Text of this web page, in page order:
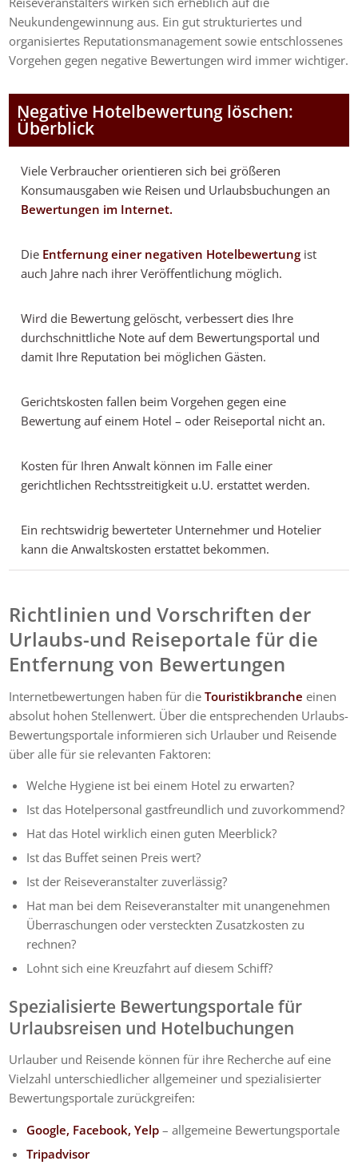
Neukundengewinnung aus. Ein gut strukturiertes und
organisiertes Reputationsmanagement sowie entschlossenes
Vorgehen gegen negative Bewertungen wird immer wichtiger.
Negative Hotelbewertung löschen:
Überblick
Viele Verbraucher orientieren sich bei größeren
Konsumausgaben wie Reisen und Urlaubsbuchungen an
Bewertungen im Internet.
Die Entfernung einer negativen Hotelbewertung ist
auch Jahre nach ihrer Veröffentlichung möglich.
Wird die Bewertung gelöscht, verbessert dies Ihre
durchschnittliche Note auf dem Bewertungsportal und
damit Ihre Reputation bei möglichen Gästen.
Gerichtskosten fallen beim Vorgehen gegen eine
Bewertung auf einem Hotel – oder Reiseportal nicht an.
Kosten für Ihren Anwalt können im Falle einer
gerichtlichen Rechtsstreitigkeit u.U. erstattet werden.
Ein rechtswidrig bewerteter Unternehmer und Hotelier
kann die Anwaltskosten erstattet bekommen.
Richtlinien und Vorschriften der
Urlaubs-und Reiseportale für die
Entfernung von Bewertungen
Internetbewertungen haben für dieTouristikbranche einen
absolut hohen Stellenwert. Über die entsprechenden Urlaubs-
Bewertungsportale informieren sich Urlauber und Reisende
über alle für sie relevanten Faktoren:
Welche Hygiene ist bei einem Hotel zu erwarten?
Ist das Hotelpersonal gastfreundlich und zuvorkommend?
Hat das Hotel wirklich einen guten Meerblick?
Ist das Buffet seinen Preis wert?
Ist der Reiseveranstalter zuverlässig?
Hat man bei dem Reiseveranstalter mit unangenehmen
Überraschungen oder versteckten Zusatzkosten zu
rechnen?
Lohnt sich eine Kreuzfahrt auf diesem Schiff?
Spezialisierte Bewertungsportale für
Urlaubsreisen und Hotelbuchungen
Urlauber und Reisende können für ihre Recherche auf eine
Vielzahl unterschiedlicher allgemeiner und spezialisierter
Bewertungsportale zurückgreifen:
Google, Facebook, Yelp – allgemeine Bewertungsportale
Tripadvisor